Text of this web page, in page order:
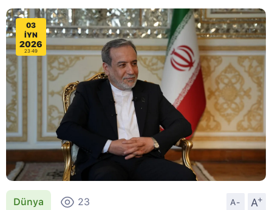
03
IYN
2026
23:49
Dünya 23 A- A
+